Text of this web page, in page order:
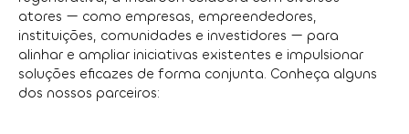
atores — como empresas, empreendedores,
instituições, comunidades e investidores — para
alinhar e ampliar iniciativas existentes e impulsionar
soluções eficazes de forma conjunta. Conheça alguns
dos nossos parceiros: